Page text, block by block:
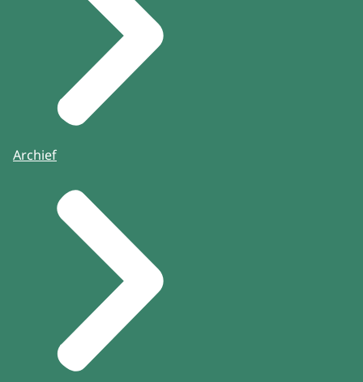
Archief